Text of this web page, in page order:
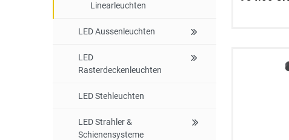
Linearleuchten
LED Aussenleuchten
LED
Rasterdeckenleuchten
LED Stehleuchten
LED Strahler &
Schienensysteme